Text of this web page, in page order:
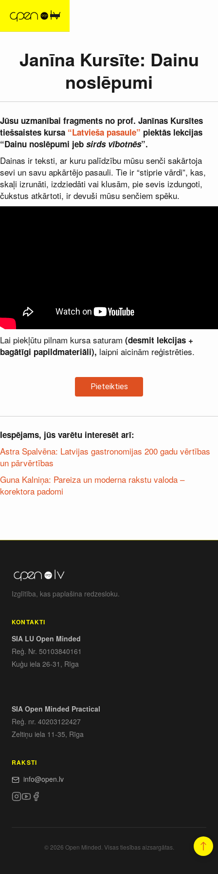
Janīna Kursīte: Dainu
noslēpumi
Jūsu uzmanībai fragments no prof. Janīnas Kursītes
tiešsaistes kursa “Latvieša pasaule” piektās lekcijas
“Dainu noslēpumi jeb sirds vībotnēs”.
Dainas ir teksti, ar kuru palīdzību mūsu senči sakārtoja
sevi un savu apkārtējo pasauli. Tie ir “stiprie vārdi”, kas,
skaļi izrunāti, izdziedāti vai klusām, pie sevis izdungoti,
čukstus atkārtoti, ir devuši mūsu senčiem spēku.
Lai piekļūtu pilnam kursa saturam (desmit lekcijas +
bagātīgi papildmateriāli), laipni aicinām reģistrēties.
Pieteikties
Iespējams, jūs varētu interesēt arī:
Astra Spalvēna: Latvijas gastronomijas 200 gadu vērtības
un pārvērtības
Guna Kalniņa: Pareiza un moderna rakstu valoda –
korektora padomi
Izglītība, kas paplašina redzesloku.
KONTAKTI
SIA LU Open Minded
Reģ. Nr. 50103840161
Kuģu iela 26-31, Rīga
SIA Open Minded Practical
Reģ. nr. 40203122427
Zeltiņu iela 11-35, Rīga
RAKSTI
info@open.lv
© 2026 Open Minded. Visas tiesības aizsargātas.